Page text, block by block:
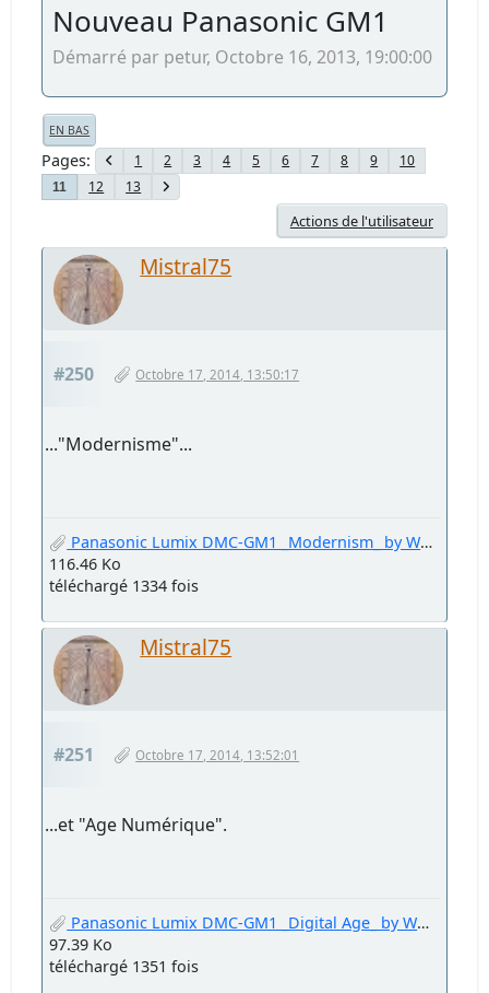
Nouveau Panasonic GM1
Démarré par petur, Octobre 16, 2013, 19:00:00
EN BAS
Pages 1 2 3 4 5 6 7 8 9 10
11 12 13
Actions de l'utilisateur
Mistral75
#250 Octobre 17, 2014, 13:50:17
..."Modernisme"...
Panasonic Lumix DMC-GM1 _Modernism_ by Welter Oberfell.jpg
116.46 Ko
téléchargé 1334 fois
Mistral75
#251 Octobre 17, 2014, 13:52:01
...et "Age Numérique".
Panasonic Lumix DMC-GM1 _Digital Age_ by Welter Oberfell.jpg
97.39 Ko
téléchargé 1351 fois